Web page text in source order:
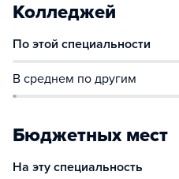
Колледжей
По этой специальности
В среднем по другим
Бюджетных мест
На эту специальность